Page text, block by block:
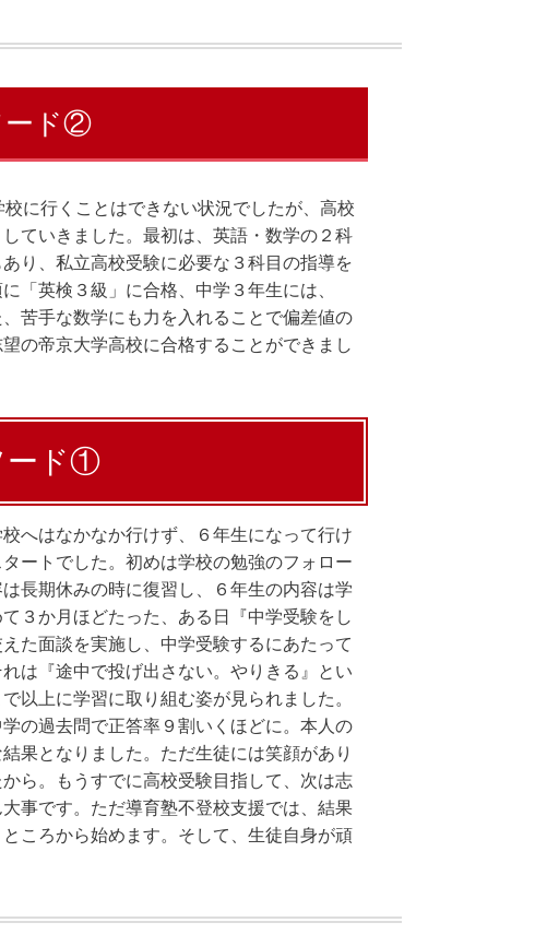
ード②
に行くことはできない状況でしたが、高校
ていきました。最初は、英語・数学の２科
り、私立高校受験に必要な３科目の指導を
「英検３級」に合格、中学３年生には、
苦手な数学にも力を入れることで偏差値の
の帝京大学高校に合格することができまし
ード①
へはなかなか行けず、６年生になって行け
ートでした。初めは学校の勉強のフォロー
長期休みの時に復習し、６年生の内容は学
３か月ほどたった、ある日『中学受験をし
た面談を実施し、中学受験するにあたって
は『途中で投げ出さない。やりきる』とい
以上に学習に取り組む姿が見られました。
の過去問で正答率９割いくほどに。本人の
果となりました。ただ生徒には笑顔があり
ら。もうすでに高校受験目指して、次は志
事です。ただ導育塾不登校支援では、結果
ころから始めます。そして、生徒自身が頑